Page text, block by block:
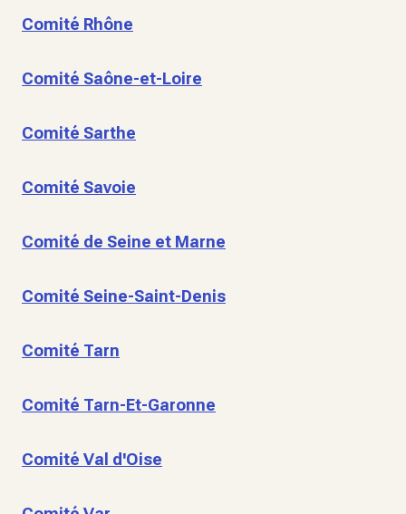
Comité Rhône
Comité Saône-et-Loire
Comité Sarthe
Comité Savoie
Comité de Seine et Marne
Comité Seine-Saint-Denis
Comité Tarn
Comité Tarn-Et-Garonne
Comité Val d'Oise